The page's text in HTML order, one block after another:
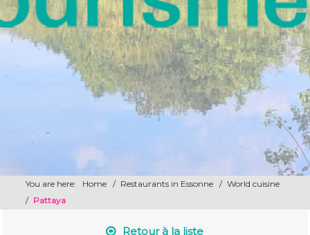
You are here: Home / Restaurants in Essonne / World cuisine
/ Pattaya
Retour à la liste